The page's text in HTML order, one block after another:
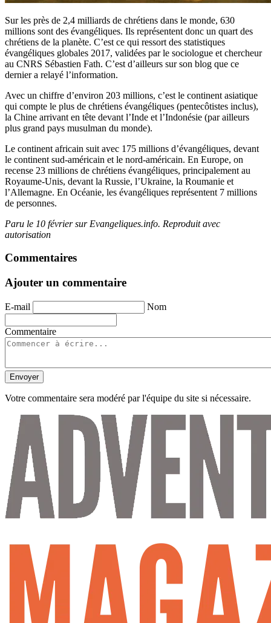
Sur les près de 2,4 milliards de chrétiens dans le monde, 630
millions sont des évangéliques. Ils représentent donc un quart des
chrétiens de la planète. C’est ce qui ressort des statistiques
évangéliques globales 2017, validées par le sociologue et chercheur
au CNRS Sébastien Fath. C’est d’ailleurs sur son blog que ce
dernier a relayé l’information.
Avec un chiffre d’environ 203 millions, c’est le continent asiatique
qui compte le plus de chrétiens évangéliques (pentecôtistes inclus),
la Chine arrivant en tête devant l’Inde et l’Indonésie (par ailleurs
plus grand pays musulman du monde).
Le continent africain suit avec 175 millions d’évangéliques, devant
le continent sud-américain et le nord-américain. En Europe, on
recense 23 millions de chrétiens évangéliques, principalement au
Royaume-Unis, devant la Russie, l’Ukraine, la Roumanie et
l’Allemagne. En Océanie, les évangéliques représentent 7 millions
de personnes.
Paru le 10 février sur Evangeliques.info. Reproduit avec
autorisation
Commentaires
Ajouter un commentaire
E-mail Nom
Commentaire
Envoyer
Votre commentaire sera modéré par l'équipe du site si nécessaire.